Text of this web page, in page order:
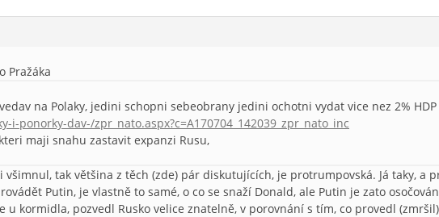
Pražáka
na Polaky, jedini schopni sebeobrany jedini ochotni vydat vice nez 2% HDP
i-ponorky-dav-/zpr_nato.aspx?c=A170704_142039_zpr_nato_inc
maji snahu zastavit expanzi Rusu,
všimnul, tak většina z těch (zde) pár diskutujících, je protrumpovská. Já taky, a
Putin, je vlastně to samé, o co se snaží Donald, ale Putin je zato
u kormidla, pozvedl Rusko velice znatelně, v porovnání s tím, co provedl